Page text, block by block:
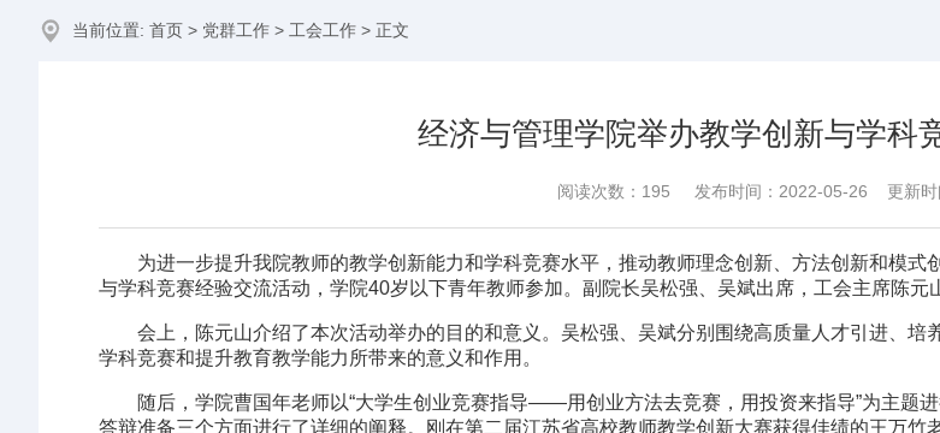
当前位置: 首页 > 党群工作 > 工会工作 > 正文
经济与管理学院举办教学创新与学科
阅读次数： 195 发布时间：2022-05-26 更新时
为进一步提升我院教师的教学创新能力和学科竞赛水平，推动教师理念创新、方法创新和模
与学科竞赛经验交流活动，学院40岁以下青年教师参加。副院长吴松强、吴斌出席，工会主席陈元
会上，陈元山介绍了本次活动举办的目的和意义。吴松强、吴斌分别围绕高质量人才引进、
学科竞赛和提升教育教学能力所带来的意义和作用。
随后，学院曹国年老师以“大学生创业竞赛指导——用创业方法去竞赛，用投资来指导”为主题
答辩准备三个方面进行了详细的阐释。刚在第二届江苏省高校教师教学创新大赛获得佳绩的王万竹